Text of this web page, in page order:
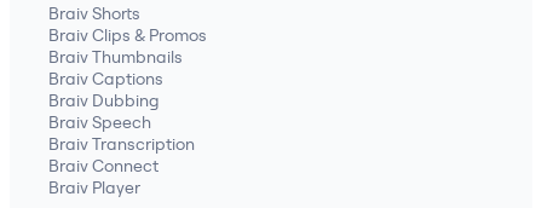
Braiv Shorts
Braiv Clips & Promos
Braiv Thumbnails
Braiv Captions
Braiv Dubbing
Braiv Speech
Braiv Transcription
Braiv Connect
Braiv Player